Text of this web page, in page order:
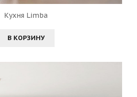
Кухня Limba
В КОРЗИНУ